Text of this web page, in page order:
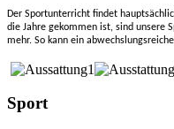
Der Sportunterricht findet
die Jahre gekommen ist, sind unsere
mehr. So kann ein
Sport